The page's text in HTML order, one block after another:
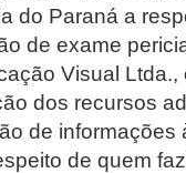
do Paraná a
de exame
Visual
dos recursos
de informações
de quem